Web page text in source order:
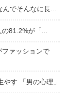
んでそんなに長...
81.2%が「...
ァッションで
す 「男の心理」